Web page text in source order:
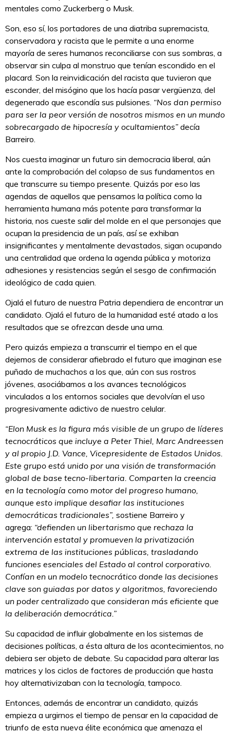
mentales como Zuckerberg o Musk.
Son, eso sí, los portadores de una diatriba supremacista,
conservadora y racista que le permite a una enorme
mayoría de seres humanos reconciliarse con sus sombras, a
observar sin culpa al monstruo que tenían escondido en el
placard. Son la reinvidicación del racista que tuvieron que
esconder, del misógino que los hacía pasar vergüenza, del
degenerado que escondía sus pulsiones. “Nos dan permiso
para ser la peor versión de nosotros mismos en un mundo
sobrecargado de hipocresía y ocultamientos” decía
Barreiro.
Nos cuesta imaginar un futuro sin democracia liberal, aún
ante la comprobación del colapso de sus fundamentos en
que transcurre su tiempo presente. Quizás por eso las
agendas de aquellos que pensamos la política como la
herramienta humana más potente para transformar la
historia, nos cueste salir del molde en el que personajes que
ocupan la presidencia de un país, así se exhiban
insignificantes y mentalmente devastados, sigan ocupando
una centralidad que ordena la agenda pública y motoriza
adhesiones y resistencias según el sesgo de confirmación
ideológico de cada quien.
Ojalá el futuro de nuestra Patria dependiera de encontrar un
candidato. Ojalá el futuro de la humanidad esté atado a los
resultados que se ofrezcan desde una urna.
Pero quizás empieza a transcurrir el tiempo en el que
dejemos de considerar afiebrado el futuro que imaginan ese
puñado de muchachos a los que, aún con sus rostros
jóvenes, asociábamos a los avances tecnológicos
vinculados a los entornos sociales que devolvían el uso
progresivamente adictivo de nuestro celular.
“Elon Musk es la figura más visible de un grupo de líderes
tecnocráticos que incluye a Peter Thiel, Marc Andreessen
y al propio J.D. Vance, Vicepresidente de Estados Unidos.
Este grupo está unido por una visión de transformación
global de base tecno-libertaria. Comparten la creencia
en la tecnología como motor del progreso humano,
aunque esto implique desafiar las instituciones
democráticas tradicionales”, sostiene Barreiro y
agrega: “defienden un libertarismo que rechaza la
intervención estatal y promueven la privatización
extrema de las instituciones públicas, trasladando
funciones esenciales del Estado al control corporativo.
Confían en un modelo tecnocrático donde las decisiones
clave son guiadas por datos y algoritmos, favoreciendo
un poder centralizado que consideran más eficiente que
la deliberación democrática.”
Su capacidad de influir globalmente en los sistemas de
decisiones políticas, a ésta altura de los acontecimientos, no
debiera ser objeto de debate. Su capacidad para alterar las
matrices y los ciclos de factores de producción que hasta
hoy alternativizaban con la tecnología, tampoco.
Entonces, además de encontrar un candidato, quizás
empieza a urgirnos el tiempo de pensar en la capacidad de
triunfo de esta nueva élite económica que amenaza el